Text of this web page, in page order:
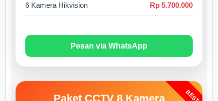
6 Kamera Hikvision Rp 5.700.000
Pesan via WhatsApp
BEST
Paket CCTV 8 Kamera